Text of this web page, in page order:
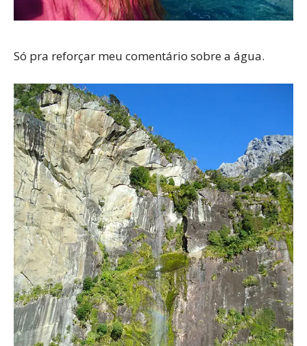
Só pra reforçar meu comentário sobre a água.